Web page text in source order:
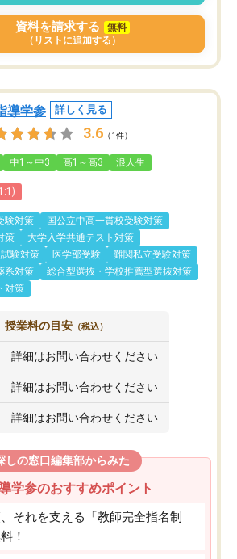
資料を請求する
無料
（リストに追加する）
導学参 詳しく見る
3.6 （1件）
中1～中3 高1～高3 浪人生
験対策
国公立中高一貫校受験対策
策
大学入学共通テスト対策
験対策
医学部受験
難関私立受験対策
系対策
総合型選抜・学校推薦型選抜対策
対策
授業料の目安 （税込）
詳細はお問い合わせください
詳細はお問い合わせください
詳細はお問い合わせください
しの窓口編集部からみた
学参のおすすめポイント
それを支える「教師完全指名制
！